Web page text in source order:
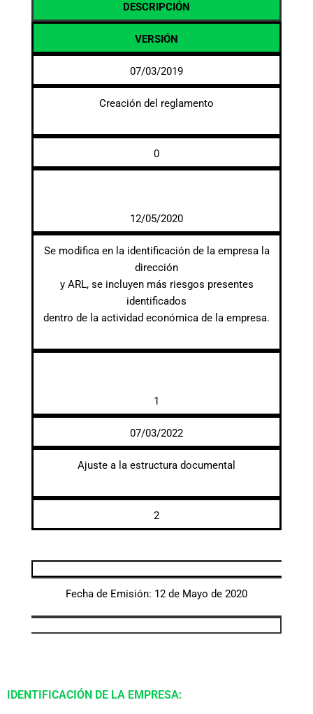
DESCRIPCIÓN
VERSIÓN
07/03/2019
Creación del reglamento
0
12/05/2020
Se modifica en la identificación de la empresa la
dirección
y ARL, se incluyen más riesgos presentes
identificados
dentro de la actividad económica de la empresa.
1
07/03/2022
Ajuste a la estructura documental
2
Fecha de Emisión: 12 de Mayo de 2020
IDENTIFICACIÓN DE LA EMPRESA: